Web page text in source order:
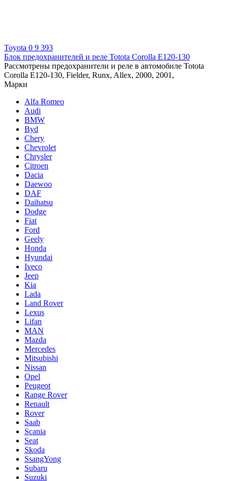
Toyota 0 9 393
Блок предохранителей и реле Totota Corolla E120-130
Рассмотрены предохранители и реле в автомобиле Totota
Corolla E120-130, Fielder, Runx, Allex, 2000, 2001,
Марки
Alfa Romeo
Audi
BMW
Byd
Chery
Chevrolet
Chrysler
Citroen
Dacia
Daewoo
DAF
Daihatsu
Dodge
Fiat
Ford
Geely
Honda
Hyundai
Iveco
Jeep
Kia
Lada
Land Rover
Lexus
Lifan
MAN
Mazda
Mercedes
Mitsubishi
Nissan
Opel
Peugeot
Range Rover
Renault
Rover
Saab
Scania
Seat
Skoda
SsangYong
Subaru
Suzuki